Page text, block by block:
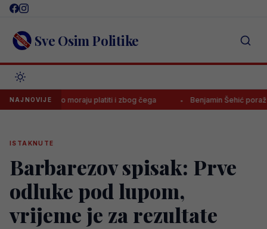
Skip
content Sve Osim Politike
NAJNOVIJE
koliko moraju platiti i zbog čega Benjamin Šehić poražen
ISTAKNUTE
Barbarezov spisak: Prve
odluke pod lupom,
vrijeme je za rezultate